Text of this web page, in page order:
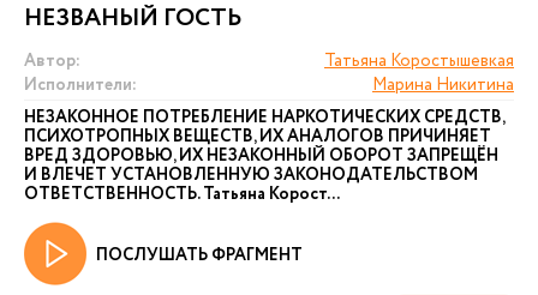
НЕЗВАНЫЙ ГОСТЬ
Автор:
Татьяна Коростышевкая
Исполнители:
Марина Никитина
НЕЗАКОННОЕ ПОТРЕБЛЕНИЕ НАРКОТИЧЕСКИХ СРЕДСТВ,
ПСИХОТРОПНЫХ ВЕЩЕСТВ, ИХ АНАЛОГОВ ПРИЧИНЯЕТ
ВРЕД ЗДОРОВЬЮ, ИХ НЕЗАКОННЫЙ ОБОРОТ ЗАПРЕЩЁН
И ВЛЕЧЕТ УСТАНОВЛЕННУЮ ЗАКОНОДАТЕЛЬСТВОМ
ОТВЕТСТВЕННОСТЬ. Татьяна Корост...
ПОСЛУШАТЬ ФРАГМЕНТ